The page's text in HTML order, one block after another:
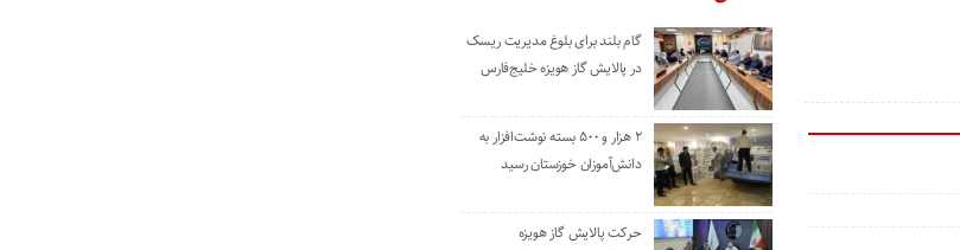
گام بلند برای بلوغ مدیریت ریسک
در پالایش گاز هویزه خلیج‌فارس
۲ هزار و ۵۰۰ بسته نوشت‌افزار به
دانش‌آموزان خوزستان رسید
حرکت پالایش گاز هویزه